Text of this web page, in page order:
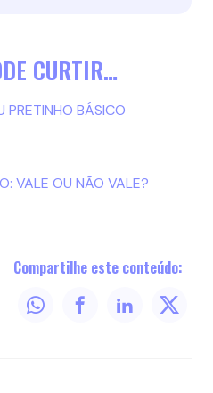
CURTIR…
PRETINHO BÁSICO
VALE OU NÃO VALE?
Compartilhe este conteúdo: